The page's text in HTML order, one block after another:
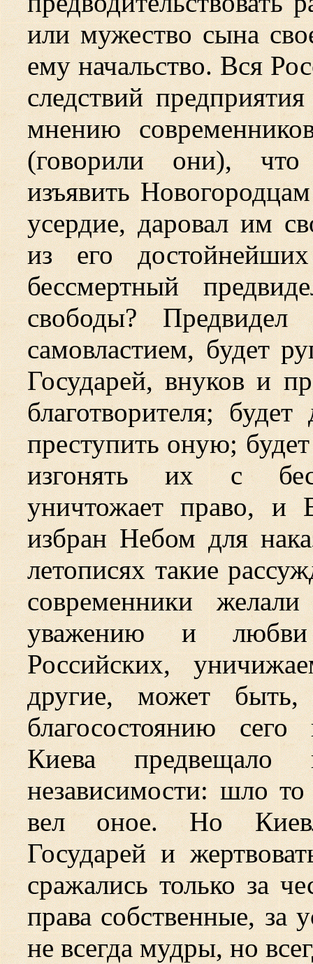
или мужество сына
ему начальство. Вся
следствий
мнению
(говорили они),
изъявить
усердие, даровал им
из его
бессмертный
свободы?
самовластием, будет
Государей, внуков и
благотворителя;
преступить оную;
изгонять их с
уничтожаетправо, и
избран Небом для
летописях такие
современники
уважению и
Российских,
другие, может
благосостоянию
Киева предвещало
независимости: шло
вел оное. Но
Государей и
сражались только за
права собственные, за
не всегда мудры, но